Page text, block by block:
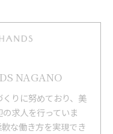
NAGANO
りに努めており、美
求人を行っていま
な働き方を実現でき